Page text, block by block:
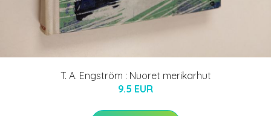
T. A. Engström : Nuoret merikarhut
9.5 EUR